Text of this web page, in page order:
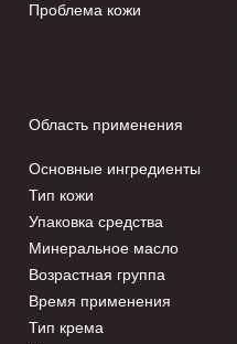
Проблема кожи
Область применения
Основные ингредиенты
Тип кожи
Упаковка средства
Минеральное масло
Возрастная группа
Время применения
Тип крема